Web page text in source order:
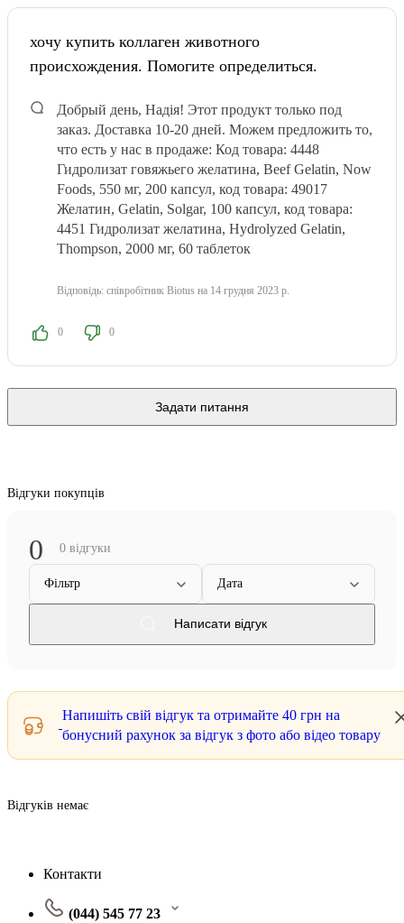
хочу купить коллаген животного
происхождения. Помогите определиться.
Добрый день, Надія! Этот продукт только под
заказ. Доставка 10-20 дней. Можем предложить то,
что есть у нас в продаже: Код товара: 4448
Гидролизат говяжьего желатина, Beef Gelatin, Now
Foods, 550 мг, 200 капсул, код товара: 49017
Желатин, Gelatin, Solgar, 100 капсул, код товара:
4451 Гидролизат желатина, Hydrolyzed Gelatin,
Thompson, 2000 мг, 60 таблеток
Відповідь: співробітник Biotus на 14 грудня 2023 р.
0 0
Задати питання
Відгуки покупців
0 0 відгуки
Фільтр Дата
Написати відгук
Напишіть свій відгук та отримайте 40 грн на
бонусний рахунок за відгук з фото або відео товару
Відгуків немає
Контакти
(044) 545 77 23